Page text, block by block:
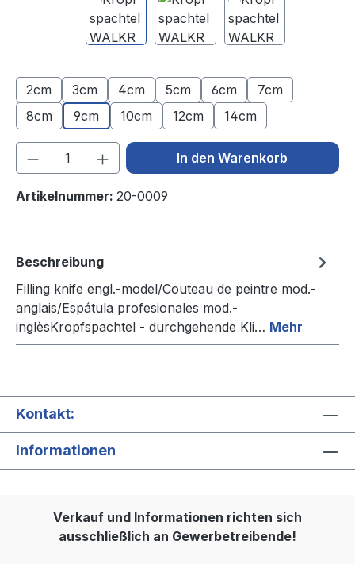
2cm 3cm 4cm 5cm 6cm
7cm
8cm
9cm 10cm 12cm 14cm
Produkt Anzahl: Gib denIn den Warenkorb
Artikelnummer: 20-0009
Beschreibung
Filling knife engl.-model/Couteau de peintre mod.-
anglais/Espátula profesionales mod.-
inglèsKropfspachtel - durchgehende Kli… Mehr
Kontakt:
Informationen
Verkauf und Informationen richten sich
ausschließlich an Gewerbetreibende!